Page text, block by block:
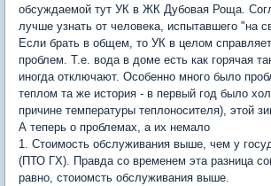
обсуждаемой тут УК в ЖК Дубовая Роща.
лучше узнать от человека, испытавшего "на
Если брать в общем, то УК в целом
проблем. Т.е. вода в доме есть как горячая
иногда отключают. Особенно много было
теплом та же история - в первый год было
причине температуры теплоносителя), этой
А теперь о проблемах, а их немало
1. Стоимость обслуживания выше, чем у
(ПТО ГХ). Правда со временем эта разница
равно, стоиомсть обслуживания выше.